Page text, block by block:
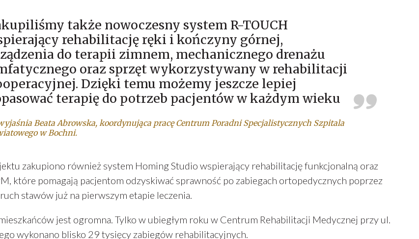
także nowoczesny system R-TOUCH
rehabilitację ręki i kończyny górnej,
do terapii zimnem, mechanicznego drenażu
oraz sprzęt wykorzystywany w rehabilitacji
Dzięki temu możemy jeszcze lepiej
terapię do potrzeb pacjentów w każdym wieku
Beata Abrowska, koordynująca pracę Centrum Poradni Specjalistycznych Szpitala
w Bochni.
zakupiono również system Homing Studio wspierający rehabilitację funkcjonalną oraz
które pomagają pacjentom odzyskiwać sprawność po zabiegach ortopedycznych poprzez
stawów już na pierwszym etapie leczenia.
jest ogromna. Tylko w ubiegłym roku w Centrum Rehabilitacji Medycznej przy ul.
wykonano blisko 29 tysięcy zabiegów rehabilitacyjnych.